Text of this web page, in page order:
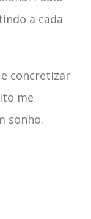
a cada
concretizar
me
sonho.